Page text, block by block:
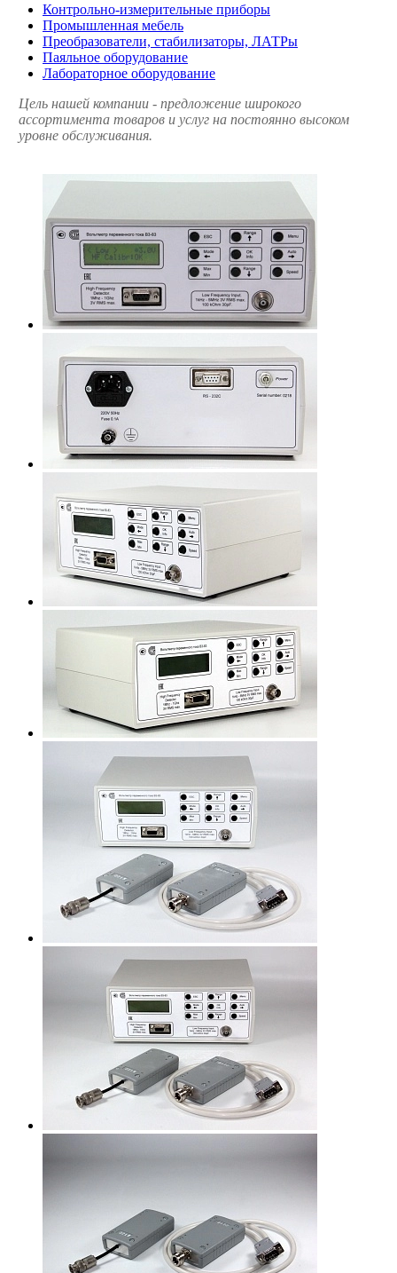
Контрольно-измерительные приборы
Промышленная мебель
Преобразователи, стабилизаторы, ЛАТРы
Паяльное оборудование
Лабораторное оборудование
Цель нашей компании - предложение широкого
ассортимента товаров и услуг на постоянно высоком
уровне обслуживания.